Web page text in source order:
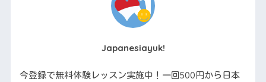
Japanesiayuk!
今登録で無料体験レッスン実施中！一回500円から日本